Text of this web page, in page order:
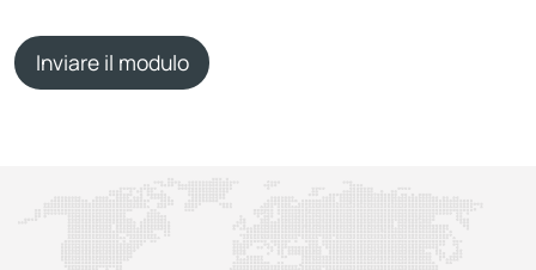
Inviare il modulo